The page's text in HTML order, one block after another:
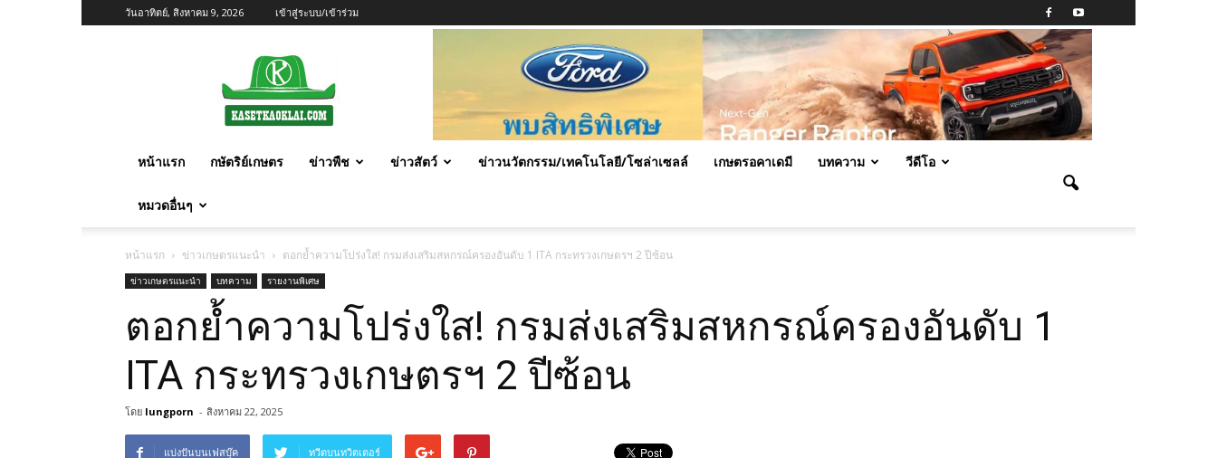
วันอาทิตย์, สิงหาคม 9, 2026 เข้าสู่ระบบ/เข้าร่วม
หน้าแรก กษัตริย์เกษตร ข่าวพืช ข่าวสัตว์ ข่าวนวัตกรรม/เทคโนโลยี/โซล่าเซลล์ เกษตรอคาเดมี บทความ วีดีโอ
หมวดอื่นๆ
หน้าแรก ข่าวเกษตรแนะนำ ตอกย้ำความโปร่งใส! กรมส่งเสริมสหกรณ์ครองอันดับ 1 ITA กระทรวงเกษตรฯ 2 ปีซ้อน
ข่าวเกษตรแนะนำ บทความ รายงานพิเศษ
ตอกย้ำความโปร่งใส! กรมส่งเสริมสหกรณ์ครองอันดับ 1
ITA กระทรวงเกษตรฯ 2 ปีซ้อน
โดย lungporn - สิงหาคม 22, 2025
แบ่งปันบนเฟสบุ๊ค ทวีตบนทวิตเตอร์